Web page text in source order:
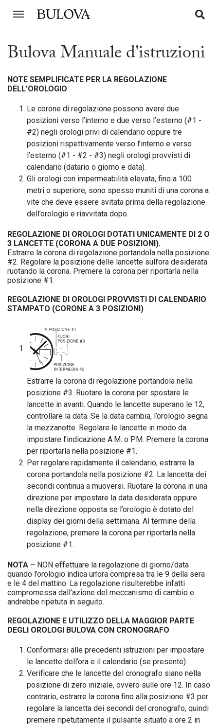
172610
Bulova Manuale d'istruzioni
NOTE SEMPLIFICATE PER LA REGOLAZIONE
DELL’OROLOGIO
Le corone di regolazione possono avere due
posizioni verso l’interno e due verso l’esterno (#1 -
#2) negli orologi privi di calendario oppure tre
posizioni rispettivamente verso l’interno e verso
l’esterno (#1 - #2 - #3) negli orologi provvisti di
calendario (datario o giorno e data).
Gli orologi con impermeabilità elevata, fino a 100
metri o superiore, sono spesso muniti di una corona a
vite che deve essere svitata prima della regolazione
dell’orologio e riavvitata dopo.
REGOLAZIONE DI OROLOGI DOTATI UNICAMENTE DI 2 O
3 LANCETTE (CORONA A DUE POSIZIONI).
Estrarre la corona di regolazione portandola nella posizione
#2. Regolare la posizione delle lancette sull’ora desiderata
ruotando la corona. Premere la corona per riportarla nella
posizione #1.
REGOLAZIONE DI OROLOGI PROVVISTI DI CALENDARIO
STAMPATO (CORONE A 3 POSIZIONI)
Estrarre la corona di regolazione portandola nella
posizione #3. Ruotare la corona per spostare le
lancette in avanti. Quando le lancette superano le 12,
controllare la data. Se la data cambia, l’orologio segna
la mezzanotte. Regolare le lancette in modo da
impostare l’indicazione A.M. o P.M. Premere la corona
per riportarla nella posizione #1.
Per regolare rapidamente il calendario, estrarre la
corona portandola nella posizione #2. La lancetta dei
secondi continua a muoversi. Ruotare la corona in una
direzione per impostare la data desiderata oppure
nella direzione opposta se l’orologio è dotato del
display dei giorni della settimana. Al termine della
regolazione, premere la corona per riportarla nella
posizione #1.
NOTA – NON effettuare la regolazione di giorno/data
quando l’orologio indica un’ora compresa tra le 9 della sera
e le 4 del mattino. La regolazione risulterebbe infatti
compromessa dall’azione del meccanismo di cambio e
andrebbe ripetuta in seguito.
REGOLAZIONE E UTILIZZO DELLA MAGGIOR PARTE
DEGLI OROLOGI BULOVA CON CRONOGRAFO
Conformarsi alle precedenti istruzioni per impostare
le lancette dell’ora e il calendario (se presente).
Verificare che le lancette del cronografo siano nella
posizione di zero iniziale, ovvero sulle ore 12. In caso
contrario, estrarre la corona fino alla posizione #3 per
regolare la lancetta dei secondi del cronografo, quindi
premere ripetutamente il pulsante situato a ore 2 in